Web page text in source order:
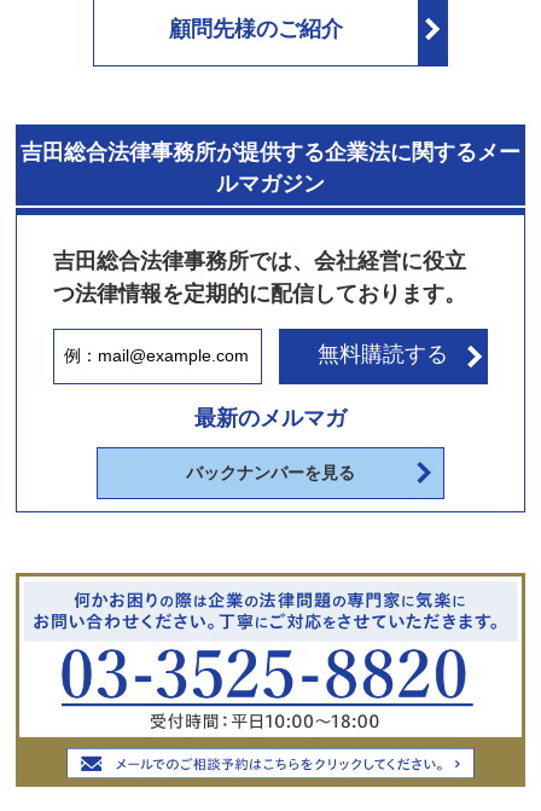
顧問先様のご紹介
吉田総合法律事務所が提供する企業法に関するメー
ルマガジン
吉田総合法律事務所では、会社経営に役立
つ法律情報を定期的に配信しております。
無料購読する
最新のメルマガ
バックナンバーを見る